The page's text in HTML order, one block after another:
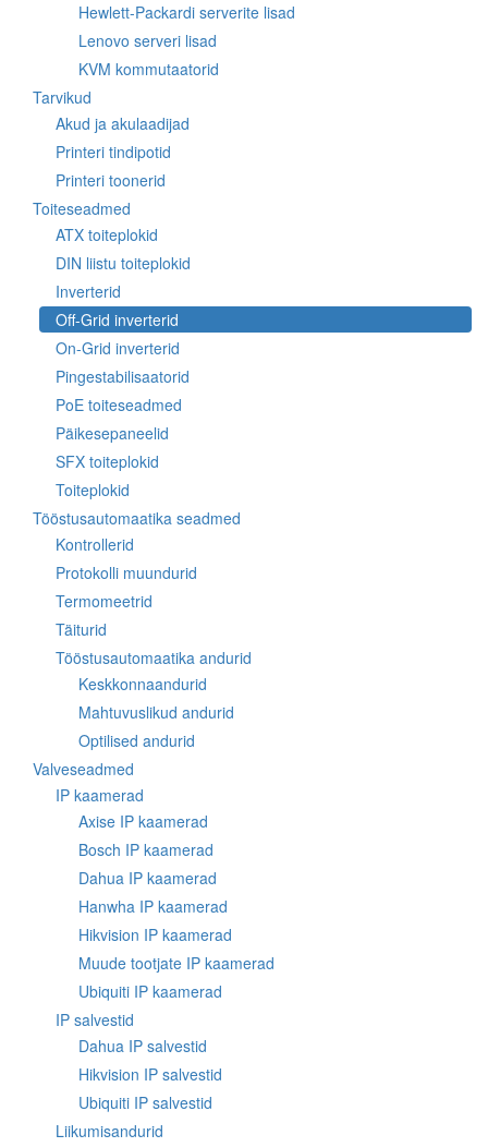
Hewlett-Packardi serverite lisad
Lenovo serveri lisad
KVM kommutaatorid
Tarvikud
Akud ja akulaadijad
Printeri tindipotid
Printeri toonerid
Toiteseadmed
ATX toiteplokid
DIN liistu toiteplokid
Inverterid
Off-Grid inverterid
On-Grid inverterid
Pingestabilisaatorid
PoE toiteseadmed
Päikesepaneelid
SFX toiteplokid
Toiteplokid
Tööstusautomaatika seadmed
Kontrollerid
Protokolli muundurid
Termomeetrid
Täiturid
Tööstusautomaatika andurid
Keskkonnaandurid
Mahtuvuslikud andurid
Optilised andurid
Valveseadmed
IP kaamerad
Axise IP kaamerad
Bosch IP kaamerad
Dahua IP kaamerad
Hanwha IP kaamerad
Hikvision IP kaamerad
Muude tootjate IP kaamerad
Ubiquiti IP kaamerad
IP salvestid
Dahua IP salvestid
Hikvision IP salvestid
Ubiquiti IP salvestid
Liikumisandurid